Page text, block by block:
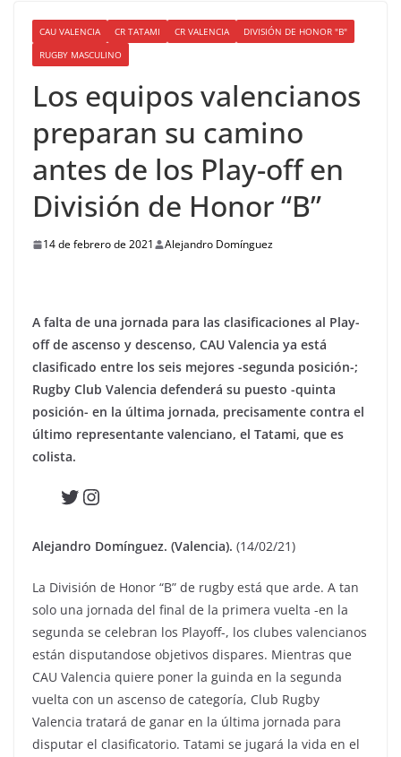
CAU VALENCIA CR TATAMI CR VALENCIA
DIVISIÓN DE HONOR "B"
RUGBY MASCULINO
Los equipos valencianos
preparan su camino
antes de los Play-off en
División de Honor “B”
14 de febrero de 2021 Alejandro Domínguez
A falta de una jornada para las clasificaciones al Play-
off de ascenso y descenso, CAU Valencia ya está
clasificado entre los seis mejores -segunda posición-;
Rugby Club Valencia defenderá su puesto -quinta
posición- en la última jornada, precisamente contra el
último representante valenciano, el Tatami, que es
colista.
Twitter
Instagram
Alejandro Domínguez. (Valencia). (14/02/21)
La División de Honor “B” de rugby está que arde. A tan
solo una jornada del final de la primera vuelta -en la
segunda se celebran los Playoff-, los clubes valencianos
están disputandose objetivos dispares. Mientras que
CAU Valencia quiere poner la guinda en la segunda
vuelta con un ascenso de categoría, Club Rugby
Valencia tratará de ganar en la última jornada para
disputar el clasificatorio. Tatami se jugará la vida en el